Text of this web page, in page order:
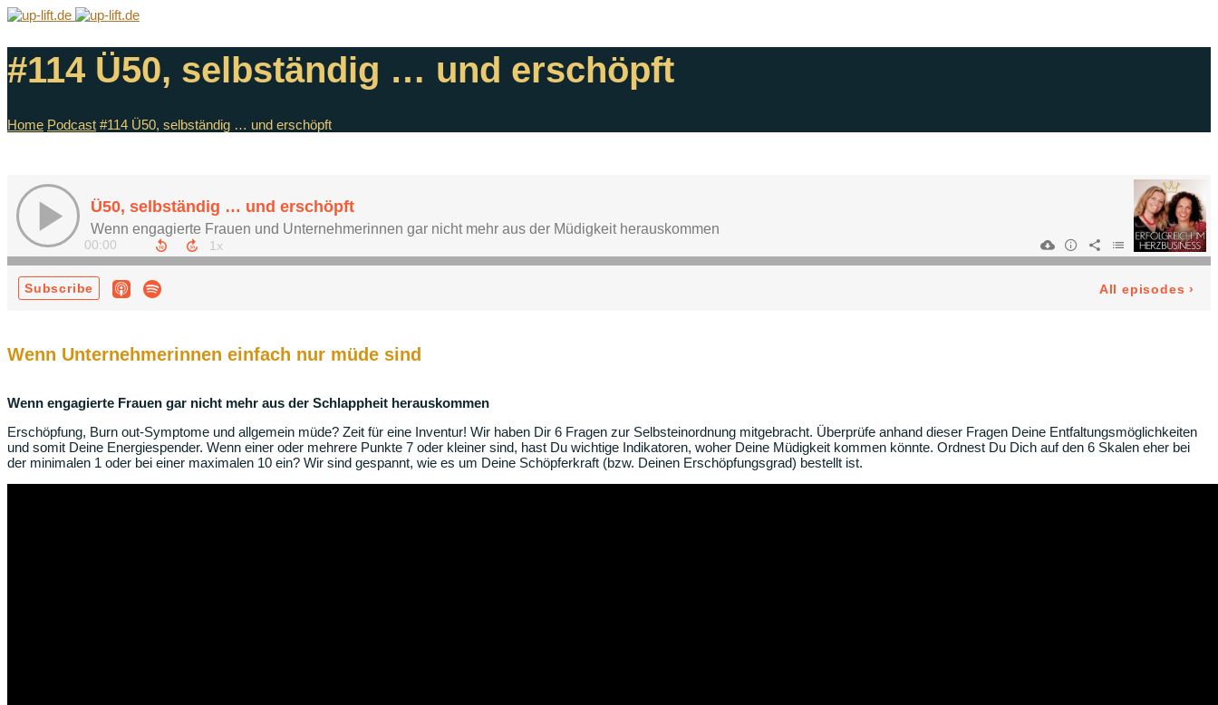
#114 Ü50, selbständig … und erschöpft
Home Podcast #114 Ü50, selbständig … und erschöpft
Wenn Unternehmerinnen einfach nur müde sind
Wenn engagierte Frauen gar nicht mehr aus der Schlappheit herauskommen
Erschöpfung, Burn out-Symptome und allgemein müde? Zeit für eine Inventur! Wir haben Dir 6 Fragen zur Selbsteinordnung mitgebracht. Überprüfe anhand dieser Fragen Deine Entfaltungsmöglichkeiten
und somit Deine Energiespender. Wenn einer oder mehrere Punkte 7 oder kleiner sind, hast Du wichtige Indikatoren, woher Deine Müdigkeit kommen könnte. Ordnest Du Dich auf den 6 Skalen eher bei
der minimalen 1 oder bei einer maximalen 10 ein? Wir sind gespannt, wie es um Deine Schöpferkraft (bzw. Deinen Erschöpfungsgrad) bestellt ist.